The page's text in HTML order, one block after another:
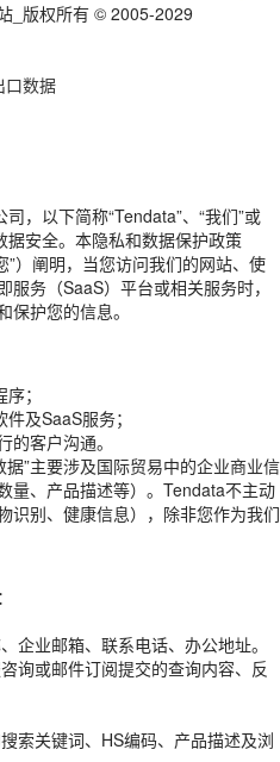
_版权所有 © 2005-2029
口数据
，以下简称“Tendata”、“我们”或
据安全。本隐私和数据保护政策
”）阐明，当您访问我们的网站、使
务（SaaS）平台或相关服务时，
护您的信息。
；
及SaaS服务；
客户沟通。
”主要涉及国际贸易中的企业商业信
量、产品描述等）。Tendata不主动
识别、健康信息），除非您作为我们
企业邮箱、联系电话、办公地址。
询或邮件订阅提交的查询内容、反
索关键词、HS编码、产品描述及浏